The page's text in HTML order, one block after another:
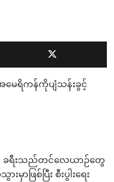
ရိကန်ကိုပျံသန်းခွင့်
ခရီးသည်တင်လေယာဉ်တွေ
ဖြစ်ပြီး စီးပွါးရေး